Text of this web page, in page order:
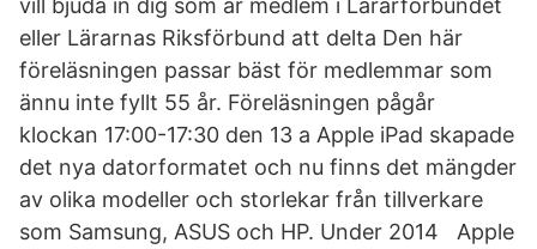
vill bjuda in dig som är medlem i Lärarförbundet
eller Lärarnas Riksförbund att delta Den här
föreläsningen passar bäst för medlemmar som
ännu inte fyllt 55 år. Föreläsningen pågår
klockan 17:00-17:30 den 13 a Apple iPad skapade
det nya datorformatet och nu finns det mängder
av olika modeller och storlekar från tillverkare
som Samsung, ASUS och HP. Under 2014 Apple